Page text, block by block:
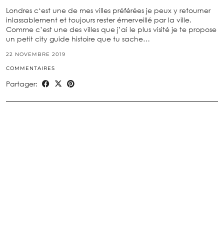
Londres c‘est une de mes villes préférées je peux y retourner
inlassablement et toujours rester émerveillé par la ville.
Comme c’est une des villes que j’ai le plus visité je te propose
un petit city guide histoire que tu sache…
22 NOVEMBRE 2019
COMMENTAIRES
Partager: